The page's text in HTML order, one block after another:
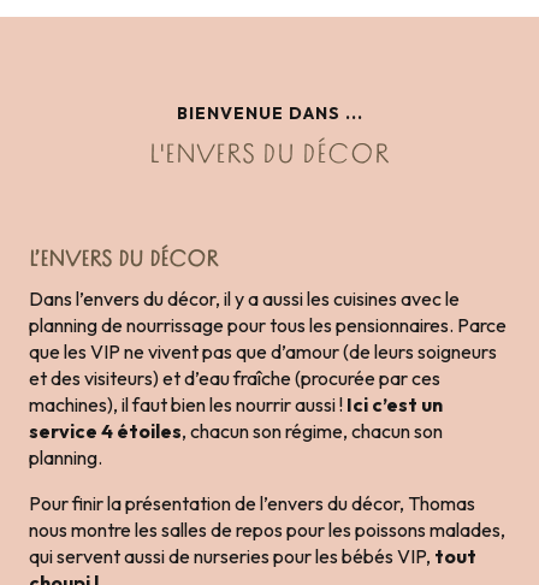
BIENVENUE DANS ...
L'ENVERS DU DÉCOR
L’ENVERS DU DÉCOR
Dans l’envers du décor, il y a aussi les cuisines avec le
planning de nourrissage pour tous les pensionnaires. Parce
que les VIP ne vivent pas que d’amour (de leurs soigneurs
et des visiteurs) et d’eau fraîche (procurée par ces
machines), il faut bien les nourrir aussi ! Ici c’est un
service 4 étoiles, chacun son régime, chacun son
planning.
Pour finir la présentation de l’envers du décor, Thomas
nous montre les salles de repos pour les poissons malades,
qui servent aussi de nurseries pour les bébés VIP, tout